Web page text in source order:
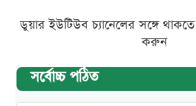
ডুয়ার ইউটিউব চ্যানেলের সঙ্গে থাকতে
করুন
সর্বোচ্চ পঠিত